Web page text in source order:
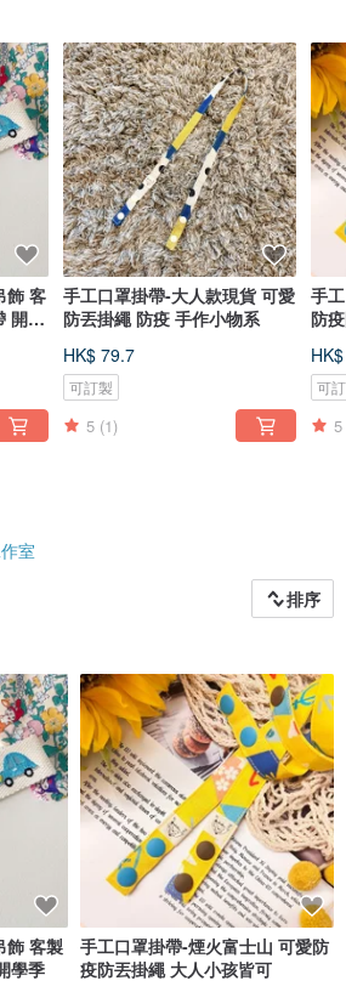
飾 客
開學
手工口罩掛帶-大人款現貨 可愛
防丟掛繩 防疫 手作小物系
HK$ 79.7
可訂製
5 (1)
手
防
可
5
室
排序
飾 客製
學季
手工口罩掛帶-煙火富士山 可愛防
疫防丟掛繩 大人小孩皆可